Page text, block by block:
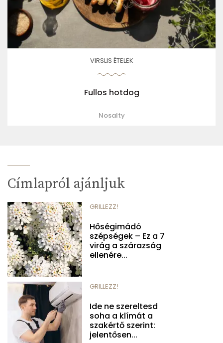
VIRSLIS ÉTELEK
Fullos hotdog
Nosalty
Címlapról ajánljuk
GRILLEZZ!
Hőségimádó
szépségek – Ez a 7
virág a szárazság
ellenére...
GRILLEZZ!
Ide ne szereltesd
soha a klímát a
szakértő szerint:
jelentősen...